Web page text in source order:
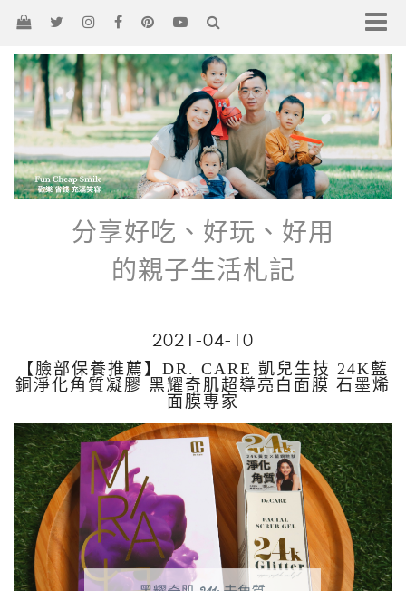
分享好吃、好玩、好用
的親子生活札記
2021-04-10
【臉部保養推薦】DR. CARE 凱兒生技 24K藍
銅淨化角質凝膠 黑耀奇肌超導亮白面膜 石墨烯
面膜專家